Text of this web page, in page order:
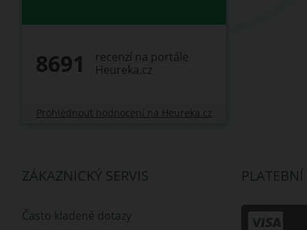
8691
recenzí na portále
Heureka.cz
Prohlédnout hodnocení na Heureka.cz
ZÁKAZNICKÝ SERVIS
Často kladené dotazy